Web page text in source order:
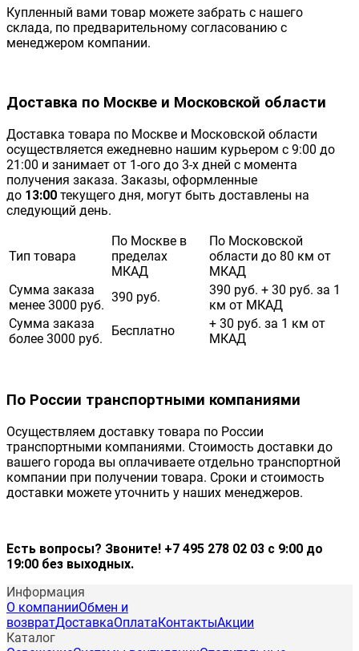
Купленный вами товар можете забрать с нашего
склада, по предварительному согласованию с
менеджером компании.
Доставка по Москве и Московской области
Доставка товара по Москве и Московской области
осуществляется ежедневно нашим курьером с 9:00 до
21:00 и занимает от 1-ого до 3-х дней с момента
получения заказа. Заказы, оформленные
до 13:00 текущего дня, могут быть доставлены на
следующий день.
Тип товара
По Москве в
пределах
МКАД
По Московской
области до 80 км от
МКАД
Сумма заказа
менее 3000 руб.
390 руб.
390 руб. + 30 руб. за 1
км от МКАД
Сумма заказа
более 3000 руб.
Бесплатно
+ 30 руб. за 1 км от
МКАД
По России транспортными компаниями
Осуществляем доставку товара по России
транспортными компаниями. Стоимость доставки до
вашего города вы оплачиваете отдельно транспортной
компании при получении товара. Сроки и стоимость
доставки можете уточнить у наших менеджеров.
Есть вопросы? Звоните! +7 495 278 02 03 с 9:00 до
19:00 без выходных.
Информация
О компанииОбмен и
возвратДоставкаОплата КонтактыАкции
Каталог